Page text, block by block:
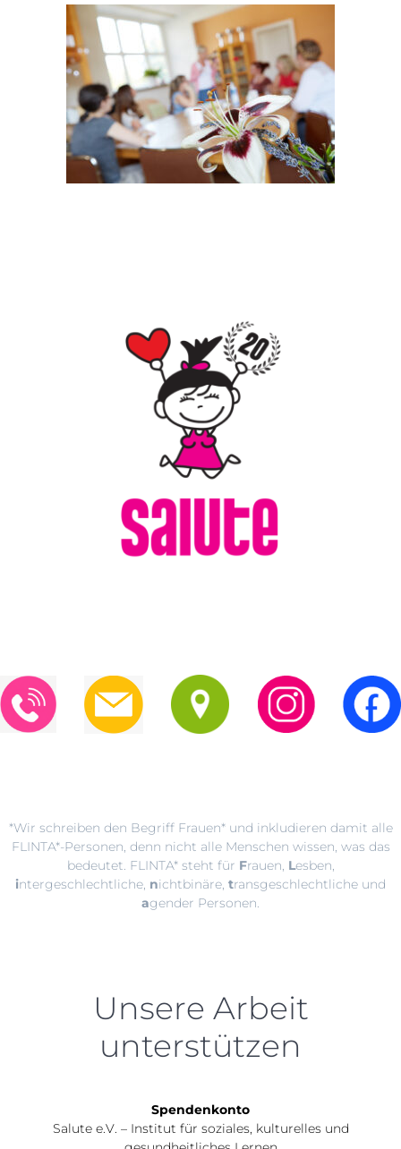
*Wir schreiben den Begriff Frauen* und inkludieren damit alle
FLINTA*-Personen, denn nicht alle Menschen wissen, was das
bedeutet. FLINTA* steht für Frauen, Lesben,
intergeschlechtliche, nichtbinäre, transgeschlechtliche und
agender Personen.
Unsere Arbeit
unterstützen
Spendenkonto
Salute e.V. – Institut für soziales, kulturelles und